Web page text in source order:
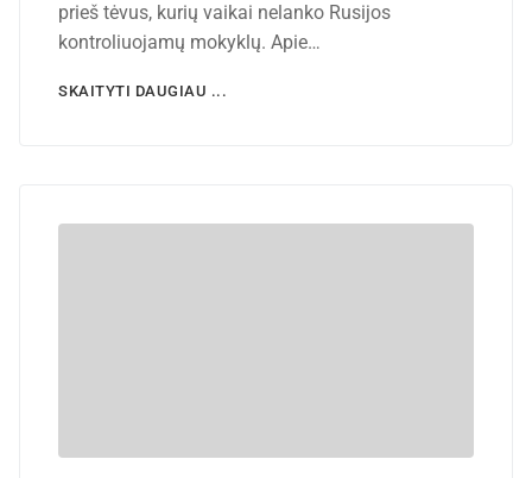
prieš tėvus, kurių vaikai nelanko Rusijos
kontroliuojamų mokyklų. Apie…
SKAITYTI DAUGIAU ...